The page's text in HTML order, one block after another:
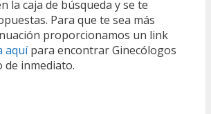
la caja de búsqueda y se te
Para que te sea más
proporcionamos un link
aquípara encontrar Ginecólogos
de inmediato.